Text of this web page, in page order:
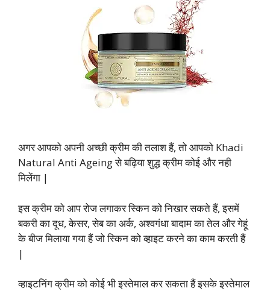
अगर आपको अपनी अच्छी क्रीम की तलाश हैं, तो आपको Khadi
Natural Anti Ageing से बढ़िया शुद्ध क्रीम कोई और नही
मिलेंगा |
इस क्रीम को आप रोज लगाकर स्किन को निखार सकते हैं, इसमें
बकरी का दूध, केसर, सेब का अर्क, अश्वगंधा बादाम का तेल और गेहूं
के बीज मिलाया गया हैं जो स्किन को व्हाइट करने का काम करती हैं
|
व्हाइटनिंग क्रीम को कोई भी इस्तेमाल कर सकता हैं इसके इस्तेमाल